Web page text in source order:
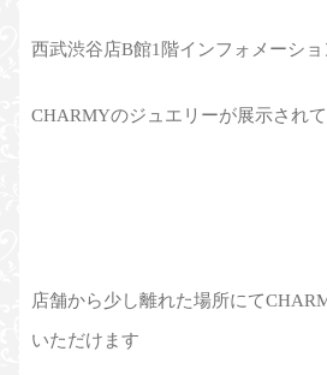
西武渋谷店B館1階インフォメーショ
CHARMYのジュエリーが展示され
店舗から少し離れた場所にて
いただけます